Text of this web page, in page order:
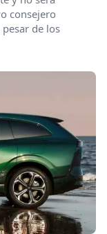
consejero
de los